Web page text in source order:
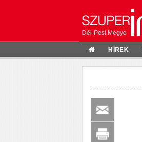
Dél-Pest Megye
HÍREK